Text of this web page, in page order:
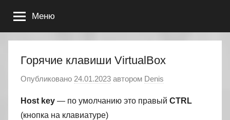
содержимому
Меню
Горячие клавиши VirtualBox
Опубликовано 24.01.2023 автором Denis
Host key — по умолчанию это правый CTRL
(кнопка на клавиатуре)